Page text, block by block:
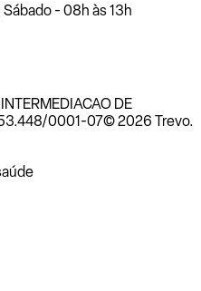
- 08h às 13h
DE
0001-07© 2026 Trevo.